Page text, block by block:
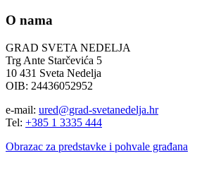
O nama
GRAD SVETA NEDELJA
Trg Ante Starčevića 5
10 431 Sveta Nedelja
OIB: 24436052952
e-mail: ured@grad-svetanedelja.hr
Tel: +385 1 3335 444
Obrazac za predstavke i pohvale građana